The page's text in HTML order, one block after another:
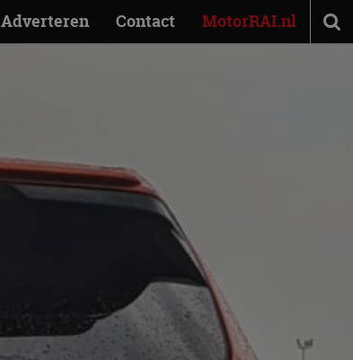
Adverteren Contact MotorRAI.nl